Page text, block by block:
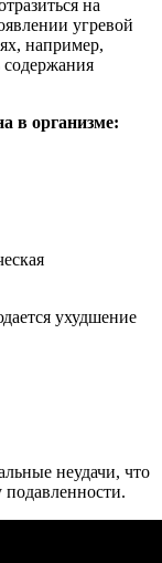
на
угревой
например,
в организме:
ухудшение
неудачи, что